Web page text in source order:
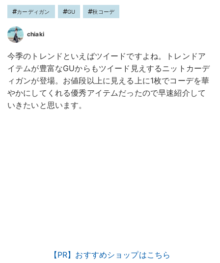
カーディガン GU 秋コーデ
chiaki
今季のトレンドといえばツイードですよね。トレンドア
イテムが豊富なGUからもツイード見えするニットカーデ
ィガンが登場。お値段以上に見える上に1枚でコーデを華
やかにしてくれる優秀アイテムだったので早速紹介して
いきたいと思います。
【PR】おすすめショップはこちら